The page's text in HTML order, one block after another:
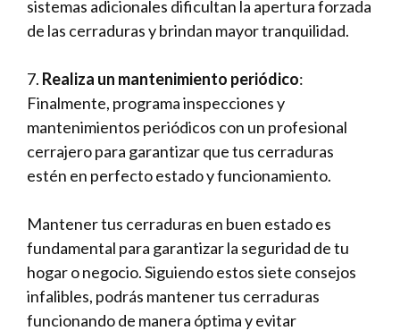
sistemas adicionales dificultan la apertura forzada
de las cerraduras y​ brindan mayor tranquilidad.
7. Realiza un mantenimiento⁢ periódico:
Finalmente,⁣ programa inspecciones y
mantenimientos​ periódicos ⁣con un profesional
cerrajero para garantizar que tus cerraduras
estén en perfecto estado y funcionamiento.
Mantener tus cerraduras en buen estado es
fundamental para garantizar la⁣ seguridad de tu
⁢hogar o negocio.⁤ Siguiendo estos siete consejos
infalibles, podrás mantener tus⁢ cerraduras
funcionando de manera óptima y evitar